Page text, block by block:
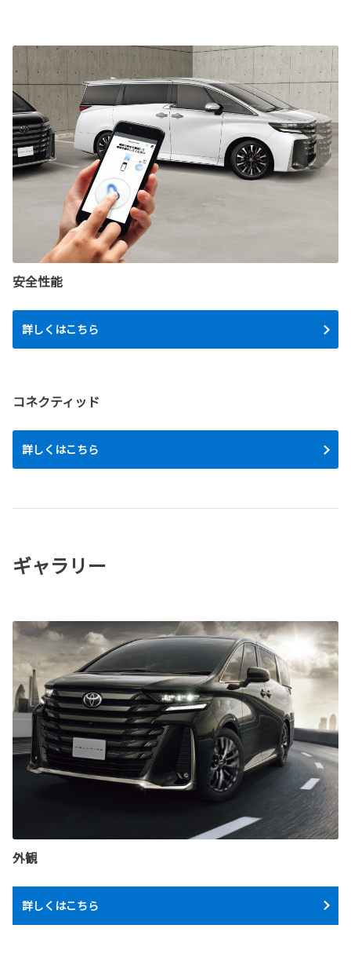
安全性能
詳しくはこちら
コネクティッド
詳しくはこちら
ギャラリー
外観
詳しくはこちら